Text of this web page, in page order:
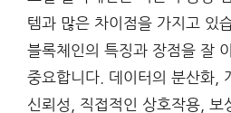
템과 많은 차이점을 가지고 있
블록체인의 특징과 장점을 잘
중요합니다. 데이터의 분산화,
신뢰성, 직접적인 상호작용, 보